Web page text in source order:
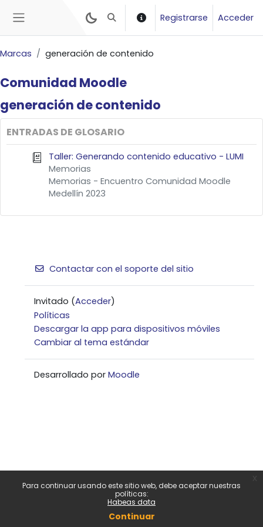
Para continuar usando este sitio web, debe aceptar nuestras
políticas:
Habeas data
Continuar
Selector de búsqueda de entrada
Registrarse Acceder
Marcas generación de contenido
Comunidad Moodle
generación decontenido
ENTRADAS DE GLOSARIO
Taller: Generando contenido educativo - LUMI
Memorias
Memorias - Encuentro Comunidad Moodle
Medellín 2023
Contactar con el soporte del sitio
Invitado (Acceder)
Políticas
Descargar la app para dispositivos móviles
Cambiar al tema estándar
Desarrollado por Moodle